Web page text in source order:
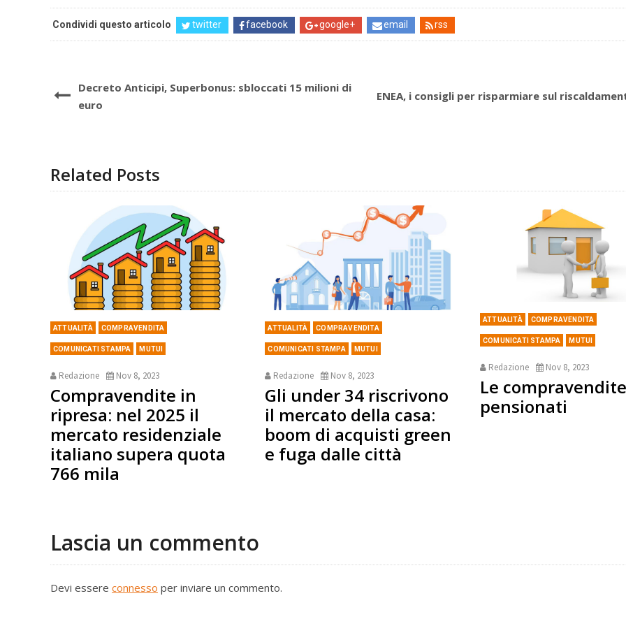
Condividi questo articolo twitter facebook google+ email rss
Decreto Anticipi, Superbonus: sbloccati 15 milioni di
euro
ENEA, i consigli per risparmiare sul
Related Posts
ATTUALITÀ COMPRAVENDITA
COMUNICATI STAMPA MUTUI
Redazione Nov 8, 2023
Compravendite in
ripresa: nel 2025 il
mercato residenziale
italiano supera quota
766 mila
ATTUALITÀ COMPRAVENDITA
COMUNICATI STAMPA MUTUI
Redazione Nov 8, 2023
Gli under 34 riscrivono
il mercato della casa:
boom di acquisti green
e fuga dalle città
ATTUALITÀ COMPRAVENDITA
COMUNICATI STAMPA MUTUI
Redazione Nov 8, 2023
Le
pensionati
Lascia un commento
Devi essere connesso per inviare un commento.